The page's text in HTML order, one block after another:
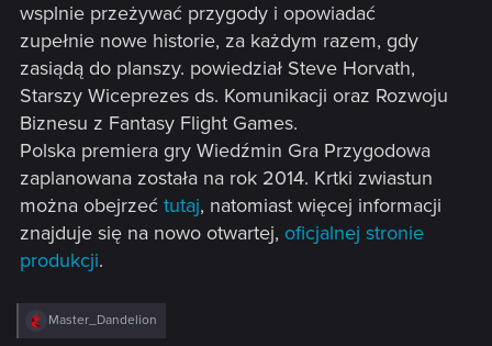
wsplnie przeżywać przygody i opowiadać
zupełnie nowe historie, za każdym razem, gdy
zasiądą do planszy. powiedział Steve Horvath,
Starszy Wiceprezes ds. Komunikacji oraz Rozwoju
Biznesu z Fantasy Flight Games.
Polska premiera gry Wiedźmin Gra Przygodowa
zaplanowana została na rok 2014. Krtki zwiastun
można obejrzeć tutaj, natomiast więcej informacji
znajduje się na nowo otwartej, oficjalnej stronie
produkcji.
R
e
Master_Dandelion